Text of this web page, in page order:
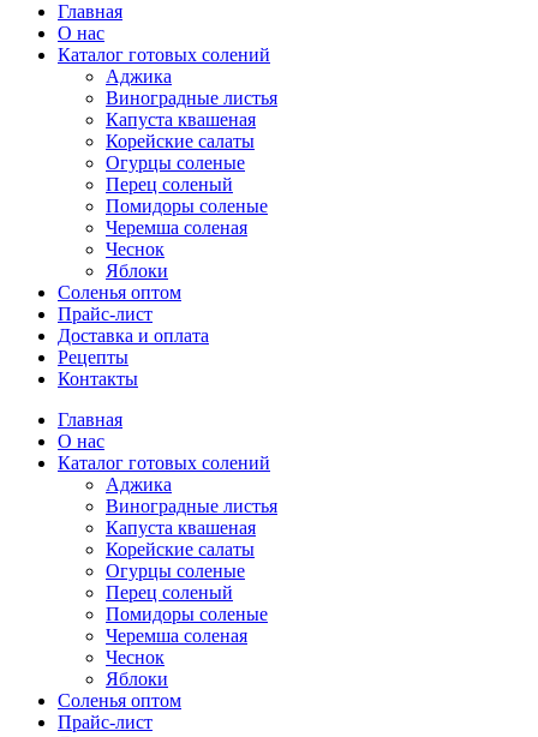
Главная
О нас
Каталог готовых солений
Аджика
Виноградные листья
Капуста квашеная
Корейские салаты
Огурцы соленые
Перец соленый
Помидоры соленые
Черемша соленая
Чеснок
Яблоки
Соленья оптом
Прайс-лист
Доставка и оплата
Рецепты
Контакты
Главная
О нас
Каталог готовых солений
Аджика
Виноградные листья
Капуста квашеная
Корейские салаты
Огурцы соленые
Перец соленый
Помидоры соленые
Черемша соленая
Чеснок
Яблоки
Соленья оптом
Прайс-лист